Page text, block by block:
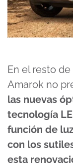
En el resto
Amarok no
las nuevas
tecnología
función de
con los
esta